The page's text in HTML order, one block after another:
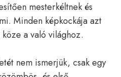
mesterkéltnek és
Minden képkockája azt
a való világhoz.
nem ismerjük, csak egy